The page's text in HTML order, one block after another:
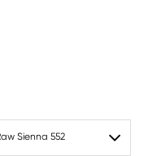
Sienna 552